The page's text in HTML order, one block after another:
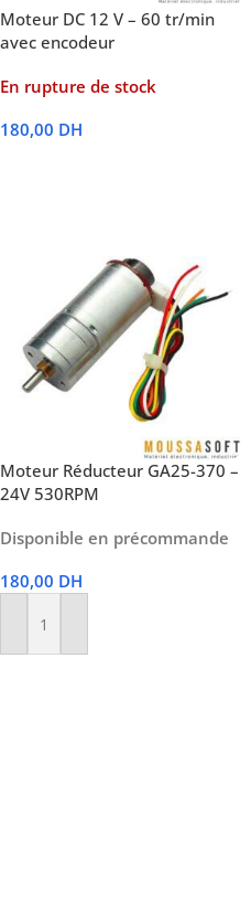
Moteur DC 12 V – 60 tr/min
avec encodeur
En rupture de stock
180,00 DH
Moteur Réducteur GA25-370 –
24V 530RPM
Disponible en précommande
180,00 DH
Ajouter Au Panier